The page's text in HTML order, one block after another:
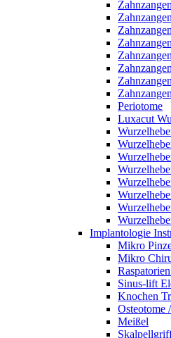
Zahnzangen
Periotome
Luxacut
Implantologie
Mikro
Mikro
Sinus-lift
Knochen
Osteotome
Meißel